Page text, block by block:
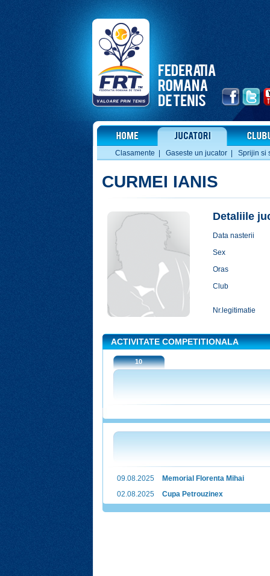
Clasamente Gaseste un jucator Sprijin si
CURMEI IANIS
Detaliile
Data nasterii
Sex
Oras
Club
Nr.legitimatie
ACTIVITATE COMPETITIONALA
10
09.08.2025
Memorial Florenta Mihai
02.08.2025
Cupa Petrouzinex